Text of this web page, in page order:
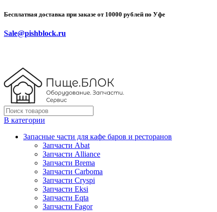
Бесплатная доставка при заказе от 10000 рублей по Уфе
Sale@pishblock.ru
В категории
Запасные части для кафе баров и ресторанов
Запчасти Abat
Запчасти Alliance
Запчасти Brema
Запчасти Carboma
Запчасти Cryspi
Запчасти Eksi
Запчасти Eqta
Запчасти Fagor